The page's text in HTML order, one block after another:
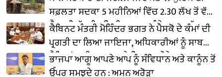
ਸਫ਼ਲਤਾ ਸਦਕਾ 5 ਮਹੀਨਿਆਂ ਵਿੱਚ 2.30 ਲੱਖ ਤੋਂ ਵੱਧ
ਸੈਲਾਨੀ ਛੱਤਬੀੜ ਚਿੜੀਆਘਰ ਪਹੁੰਚੇ: ਕਟਾਰੂਚੱਕ
ਕੈਬਿਨਟ ਮੰਤਰੀ ਮੋਹਿੰਦਰ ਭਗਤ ਨੇ ਪੈਸਕੋ ਦੇ ਕੰਮਾਂ ਦੀ
ਪ੍ਰਗਤੀ ਦਾ ਲਿਆ ਜਾਇਜਾ, ਅਧਿਕਾਰੀਆਂ ਨੂੰ ਸਾਬਕਾ
ਸੈਨਿਕਾਂ ਲਈ ਰੁਜ਼ਗਾਰ ਦੇ ਬਿਹਤਰ ਮੌਕੇ ਪ੍ਰਦਾਨ ਕਰਨ
ਦੇ ਦਿੱਤੇ ਨਿਰਦੇਸ਼
ਭਾਜਪਾ ਆਗੂ ਆਪਣੇ ਆਪ ਨੂੰ ਸੰਵਿਧਾਨ ਅਤੇ ਕਾਨੂੰਨ ਤੋਂ
ਉੱਪਰ ਸਮਝਦੇ ਹਨ : ਅਮਨ ਅਰੋੜਾ